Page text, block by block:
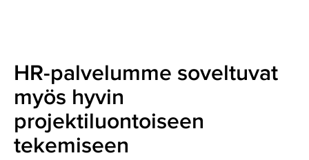
HR-palvelumme soveltuvat
myös hyvin
projektiluontoiseen
tekemiseen